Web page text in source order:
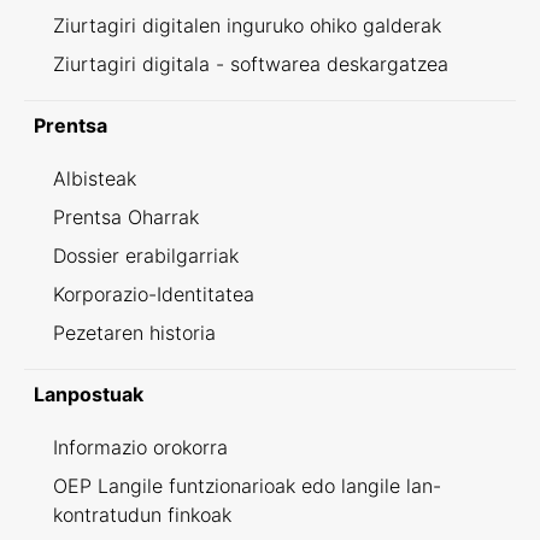
Ziurtagiri digitalen inguruko ohiko galderak
Ziurtagiri digitala - softwarea deskargatzea
Prentsa
Albisteak
Prentsa Oharrak
Dossier erabilgarriak
Korporazio-Identitatea
Pezetaren historia
Lanpostuak
Informazio orokorra
OEP Langile funtzionarioak edo langile lan-
kontratudun finkoak